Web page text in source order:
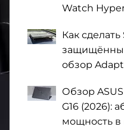
Watch
Как
обзор
Обзор
G16 (2026):
мощность в